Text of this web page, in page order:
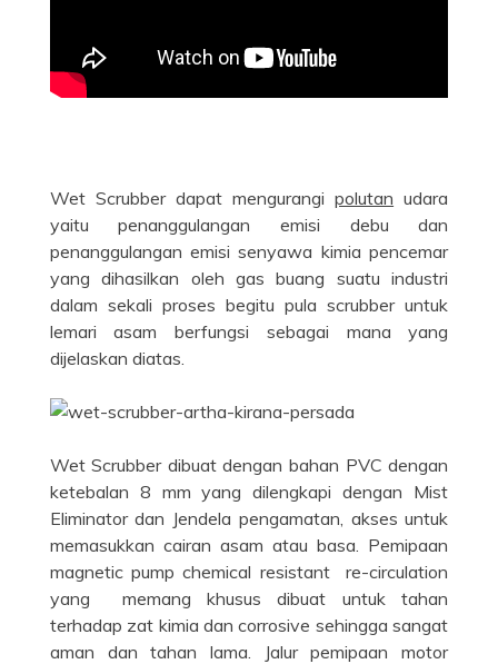
Wet Scrubber dapat mengurangipolutan udara
yaitu penanggulangan emisi debu dan
penanggulangan emisi senyawa kimia pencemar
yang dihasilkan oleh gas buang suatu industri
dalam sekali proses begitu pula scrubber untuk
lemari asam berfungsi sebagai mana yang
dijelaskan diatas.
Wet Scrubber dibuat dengan bahan PVC dengan
ketebalan 8 mm yang dilengkapi dengan Mist
Eliminator dan Jendela pengamatan, akses untuk
memasukkan cairan asam atau basa. Pemipaan
magnetic pump chemical resistant re-circulation
yang memang khusus dibuat untuk tahan
terhadap zat kimia dan corrosive sehingga sangat
aman dan tahan lama. Jalur pemipaan motor